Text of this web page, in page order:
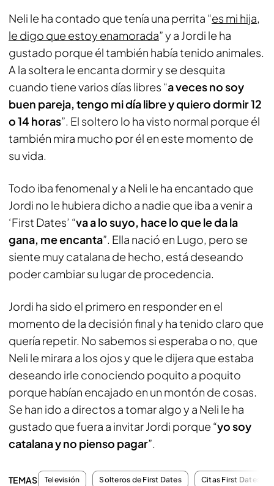
Neli le ha contado que tenía una perrita “es mi hija,
le digo que estoy enamorada” y a Jordi le ha
gustado porque él también había tenido animales.
A la soltera le encanta dormir y se desquita
cuando tiene varios días libres “a veces no soy
buen pareja, tengo mi día libre y quiero dormir 12
o 14 horas”. El soltero lo ha visto normal porque él
también mira mucho por él en este momento de
su vida.
Todo iba fenomenal y a Neli le ha encantado que
Jordi no le hubiera dicho a nadie que iba a venir a
‘First Dates’ “va a lo suyo, hace lo que le da la
gana, me encanta”. Ella nació en Lugo, pero se
siente muy catalana de hecho, está deseando
poder cambiar su lugar de procedencia.
Jordi ha sido el primero en responder en el
momento de la decisión final y ha tenido claro que
quería repetir. No sabemos si esperaba o no, que
Neli le mirara a los ojos y que le dijera que estaba
deseando irle conociendo poquito a poquito
porque habían encajado en un montón de cosas.
Se han ido a directos a tomar algo y a Neli le ha
gustado que fuera a invitar Jordi porque “yo soy
catalana y no pienso pagar”.
TEMAS Televisión Solteros de First Dates Citas First Dates